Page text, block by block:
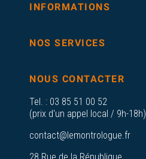
INFORMATIONS
NOS SERVICES
NOUS CONTACTER
Tel. : 03 85 51 00 52
(prix d'un appel local / 9h-18h)
contact@lemontrologue.fr